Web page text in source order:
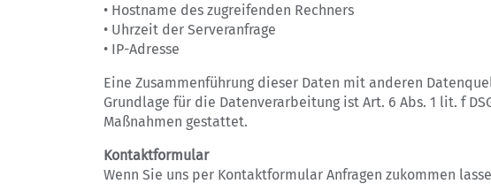
• Hostname des zugreifenden Rechners
• Uhrzeit der Serveranfrage
• IP-Adresse
Eine Zusammenführung dieser Daten mit anderen
Grundlage für die Datenverarbeitung ist Art. 6 Abs. 1 lit. f
Maßnahmen gestattet.
Kontaktformular
Wenn Sie uns per Kontaktformular Anfragen zukommen